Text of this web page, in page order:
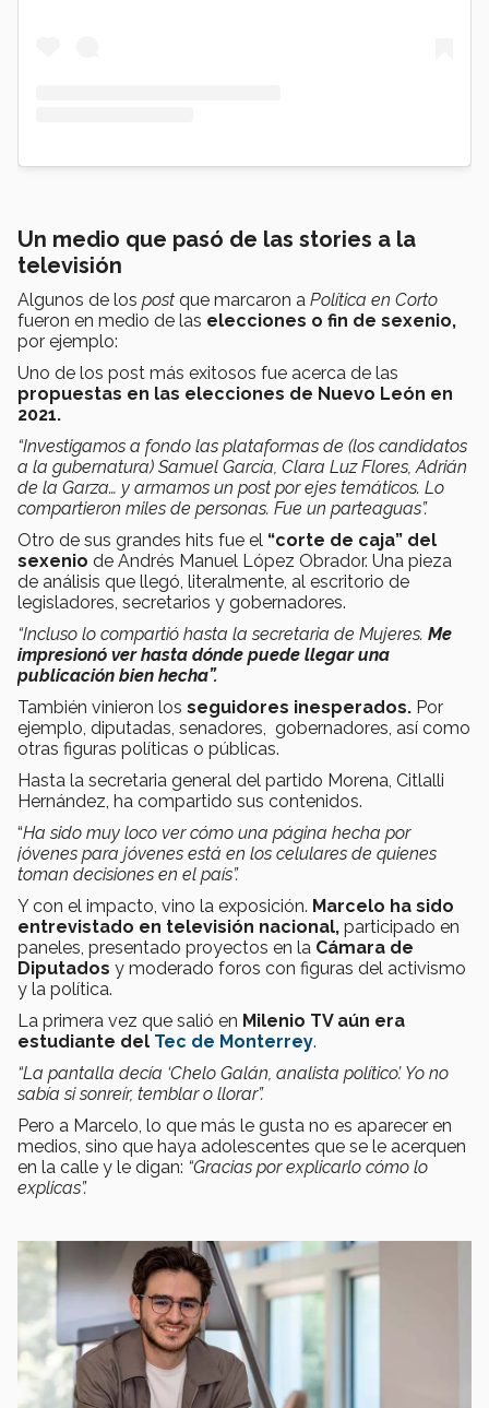
Un medio que pasó de las stories a la
televisión
Algunos de los post que marcaron a Política en Corto
fueron en medio de las elecciones o fin de sexenio,
por ejemplo:
Uno de los post más exitosos fue acerca de las
propuestas en las elecciones de Nuevo León en
2021.
“Investigamos a fondo las plataformas de (los candidatos
a la gubernatura) Samuel García, Clara Luz Flores, Adrián
de la Garza… y armamos un post por ejes temáticos. Lo
compartieron miles de personas. Fue un parteaguas”.
Otro de sus grandes hits fue el “corte de caja” del
sexenio de Andrés Manuel López Obrador. Una pieza
de análisis que llegó, literalmente, al escritorio de
legisladores, secretarios y gobernadores.
“Incluso lo compartió hasta la secretaria de Mujeres. Me
impresionó ver hasta dónde puede llegar una
publicación bien hecha”.
También vinieron los seguidores inesperados. Por
ejemplo, diputadas, senadores, gobernadores, así como
otras figuras políticas o públicas.
Hasta la secretaria general del partido Morena, Citlalli
Hernández, ha compartido sus contenidos.
“Ha sido muy loco ver cómo una página hecha por
jóvenes para jóvenes está en los celulares de quienes
toman decisiones en el país”.
Y con el impacto, vino la exposición. Marcelo ha sido
entrevistado en televisión nacional, participado en
paneles, presentado proyectos en la Cámara de
Diputados y moderado foros con figuras del activismo
y la política.
La primera vez que salió en Milenio TV aún era
estudiante del Tec de Monterrey.
“La pantalla decía ‘Chelo Galán, analista político’. Yo no
sabía si sonreír, temblar o llorar”.
Pero a Marcelo, lo que más le gusta no es aparecer en
medios, sino que haya adolescentes que se le acerquen
en la calle y le digan: “Gracias por explicarlo cómo lo
explicas”.